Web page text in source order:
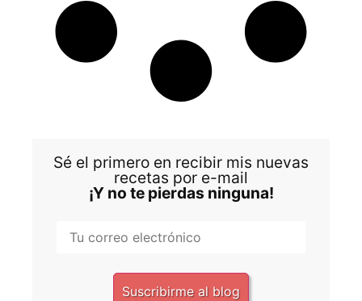
Sé el primero en recibir mis nuevas
recetas por e-mail
¡Y no te pierdas ninguna!